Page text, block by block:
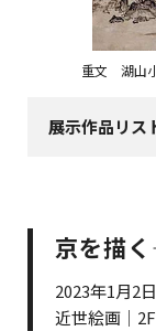
重文 湖山
展示作品リス
京を描
2023年1月2
近世絵画｜